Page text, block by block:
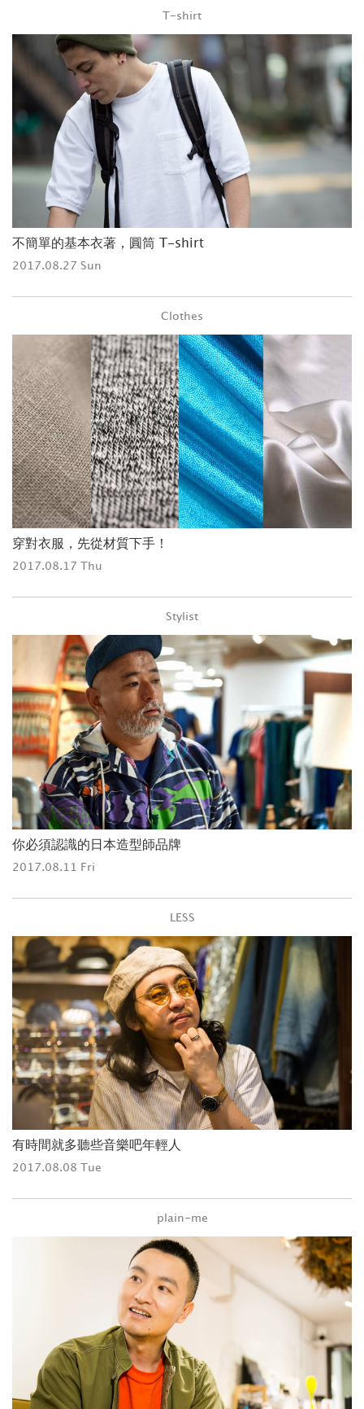
T-shirt
不簡單的基本衣著，圓筒 T-shirt
2017.08.27 Sun
Clothes
穿對衣服，先從材質下手！
2017.08.17 Thu
Stylist
你必須認識的日本造型師品牌
2017.08.11 Fri
LESS
有時間就多聽些音樂吧年輕人
2017.08.08 Tue
plain-me